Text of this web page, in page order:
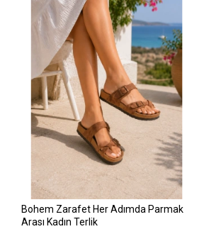
Bohem Zarafet Her Adımda Parmak
Arası Kadın Terlik